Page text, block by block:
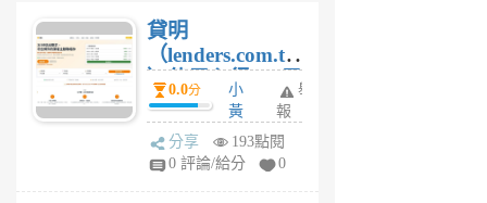
貸明
（lenders.com.tw
）使用心得 — 民
間貸款比較平台
體驗
0.0分
小
黃
蜂
1
舉
報
分享
193點閱
0 評論/給分
0